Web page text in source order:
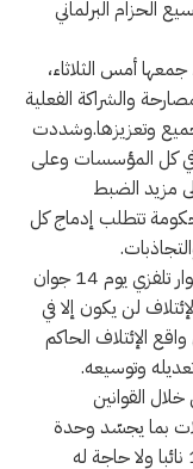
الحزام البرلماني
أمس الثلاثاء،
والشراكة الفعلية
الجميع وتعزيزها.وشددت
في كل المؤسسات وعلى
مزيد الضبط
تتطلب إدماج كل
وكان رئيس الحكومة إلياس الفخفاخ قال في حوار تلفزي يوم 14 جوان
لن يكون إلا في
الإئتلاف الحاكم
وتوسيعه.
القوانين
بما يجسّد وحدة
وطنية حقيقية”، قائلا إن “الائتلاف يجمع 129 نائبا ولا حاجة له